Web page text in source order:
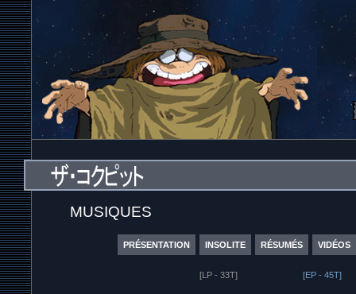
MUSIQUES
PRÉSENTATION INSOLITE RÉSUMÉS VIDÉOS
[LP - 33T] [EP - 45T]